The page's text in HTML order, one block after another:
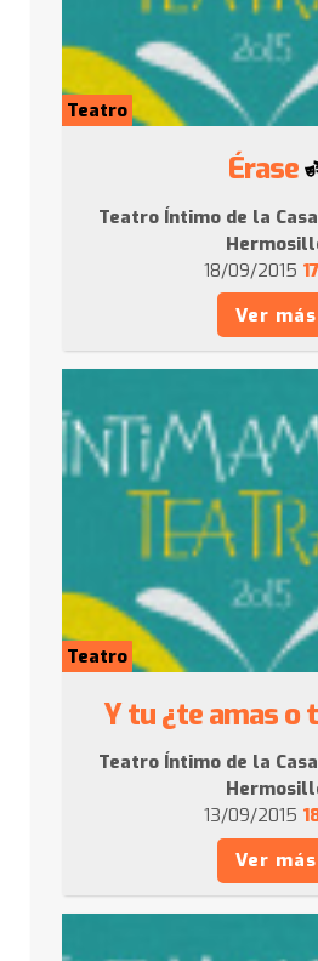
Teatro
Érase
Teatro Íntimo de la
18/09/2015
Ver más
Teatro
Y tu ¿te amas o
Teatro Íntimo de la
13/09/2015
Ver más